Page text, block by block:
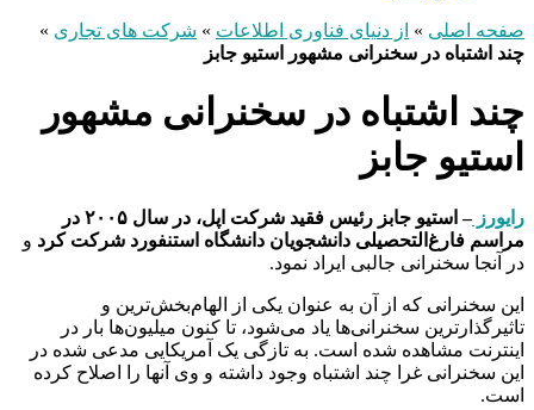
صفحه اصلی » از دنیای فناوری اطلاعات » شرکت های تجاری »
چند اشتباه در سخنرانی مشهور استیو جابز
چند اشتباه در سخنرانی مشهور
استیو جابز
رایورز
– استیو جابز رئیس فقید شرکت اپل، در سال ۲۰۰۵ در
مراسم فارغ‌التحصیلی دانشجویان دانشگاه استنفورد شرکت کرد و
در آنجا سخنرانی جالبی ایراد نمود.
این سخنرانی که از آن به عنوان یکی از الهام‌بخش‌ترین و
تاثیرگذارترین سخنرانی‌ها یاد می‌شود، تا کنون میلیون‌ها بار در
اینترنت مشاهده شده است. به تازگی یک آمریکایی مدعی شده در
این سخنرانی غرا چند اشتباه وجود داشته و وی آنها را اصلاح کرده
است.